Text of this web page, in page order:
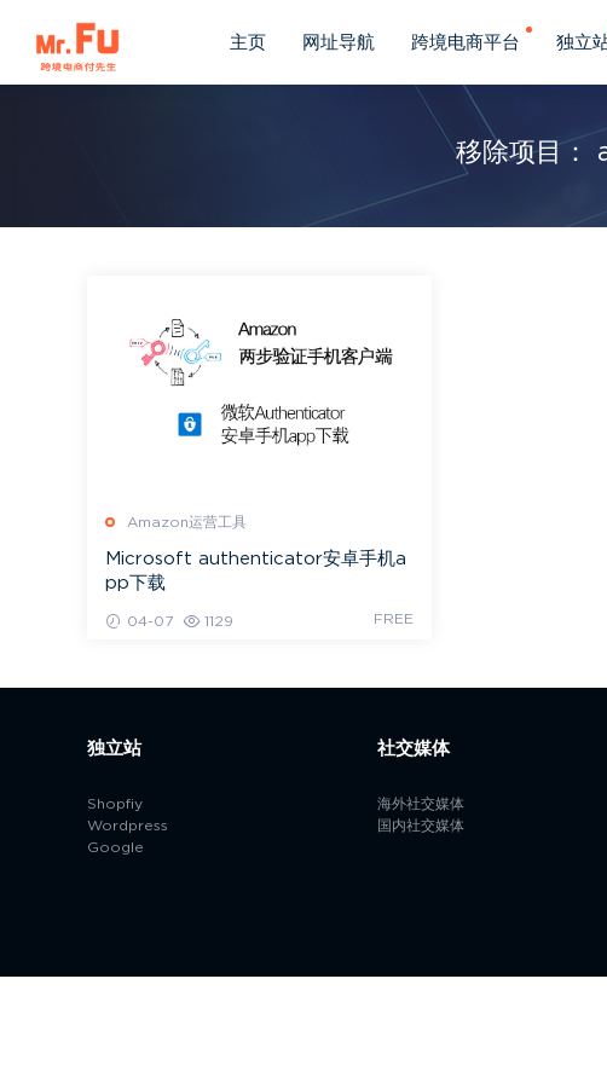
主页 网址导航 跨境电商平台 独立
移除项目：
Amazon运营工具
Microsoft authenticator安卓手机a
pp下载
04-07 1129 FREE
独立站
Shopfiy
Wordpress
Google
社交媒体
海外社交媒体
国内社交媒体